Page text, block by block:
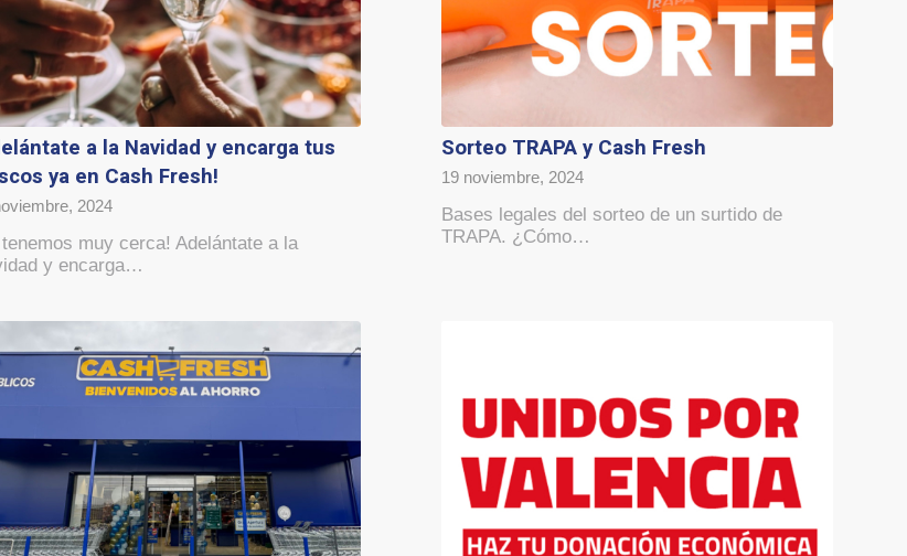
a la Navidad y encarga tus
ya en Cash Fresh!
2024
tenemos muy cerca! Adelántate a la
y encarga…
Sorteo TRAPA y Cash Fresh
19 noviembre, 2024
Bases legales del sorteo de un surtido de
TRAPA. ¿Cómo…